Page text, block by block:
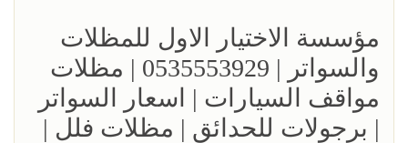
مؤسسة الاختيار الاول للمظلات
والسواتر | 0535553929 | مظلات
مواقف السيارات | اسعار السواتر
| برجولات للحدائق | مظلات فلل |